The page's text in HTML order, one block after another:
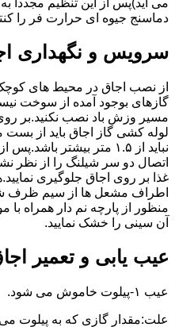
می آید)پس از این تنظیم مجددا
دماسنج جیوه ای حرارت فر را
سرویس و نگهداری
از نصب اجاق در محیط های
گازهای بوجود آمده از سوخت
مسیر وزش باد نصب نکنید.بر
لوله کشی گاز اجاق باید از
نباید از ۱.۵ متر بیشتر
اتصال دو سر شیلنگ را از نظر
غذا بر روی اجاق جلوگیری
اطراف مشعل ها از سیم ظرف
منظور از پارچه نم دار همراه با
آن سینی را خشک نمایید.
عیب یابی و تعمیر
عیب ۱-پیلوت خاموش می شود.
علت:مقدار گازی که به پیلوت